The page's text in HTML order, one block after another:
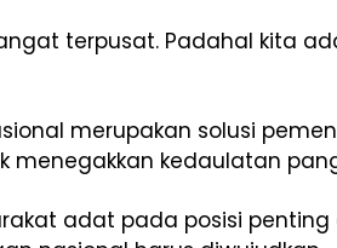
terpusat. Padahal kita
merupakan solusi
menegakkan kedaulatan
adat pada posisi